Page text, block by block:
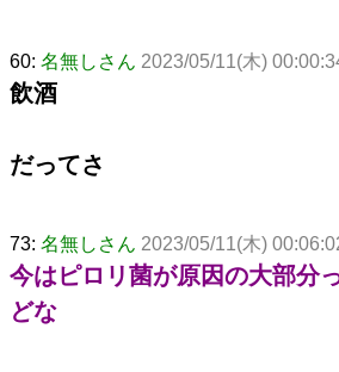
60: 名無しさん 2023/05/11(木)
飲酒
だってさ
73: 名無しさん 2023/05/11(木)
今はピロリ菌が原因の大部分
どな